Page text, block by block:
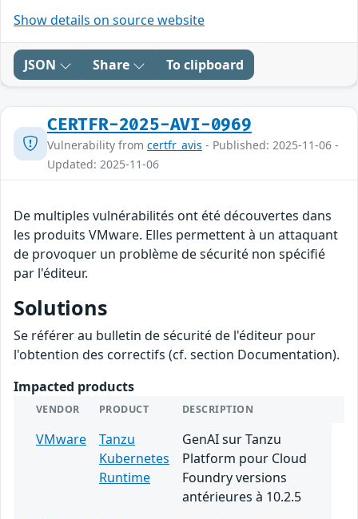
Show details on source website
JSON Share To clipboard
CERTFR-2025-AVI-0969
Vulnerability from certfr_avis - Published: 2025-11-06 -
Updated: 2025-11-06
De multiples vulnérabilités ont été découvertes dans
les produits VMware. Elles permettent à un attaquant
de provoquer un problème de sécurité non spécifié
par l'éditeur.
Solutions
Se référer au bulletin de sécurité de l'éditeur pour
l'obtention des correctifs (cf. section Documentation).
Impacted products
VENDOR PRODUCT DESCRIPTION
VMware
Tanzu
Kubernetes
Runtime
GenAI sur Tanzu
Platform pour Cloud
Foundry versions
antérieures à 10.2.5